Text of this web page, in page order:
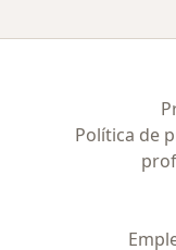
Política de